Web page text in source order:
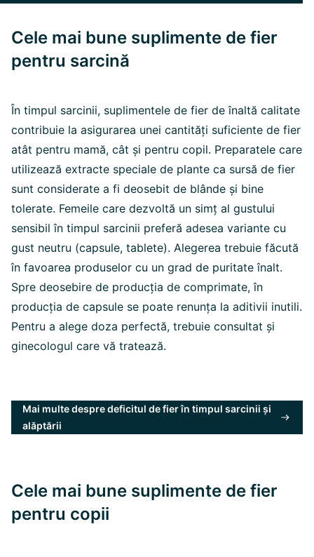
Cele mai bune suplimente de fier
pentru sarcină
În timpul sarcinii, suplimentele de fier de înaltă calitate
contribuie la asigurarea unei cantități suficiente de fier
atât pentru mamă, cât și pentru copil. Preparatele care
utilizează extracte speciale de plante ca sursă de fier
sunt considerate a fi deosebit de blânde și bine
tolerate. Femeile care dezvoltă un simț al gustului
sensibil în timpul sarcinii preferă adesea variante cu
gust neutru (capsule, tablete). Alegerea trebuie făcută
în favoarea produselor cu un grad de puritate înalt.
Spre deosebire de producția de comprimate, în
producția de capsule se poate renunța la aditivii inutili.
Pentru a alege doza perfectă, trebuie consultat și
ginecologul care vă tratează.
Mai multe despre deficitul de fier în timpul sarcinii și
alăptării
Cele mai bune suplimente de fier
pentru copii